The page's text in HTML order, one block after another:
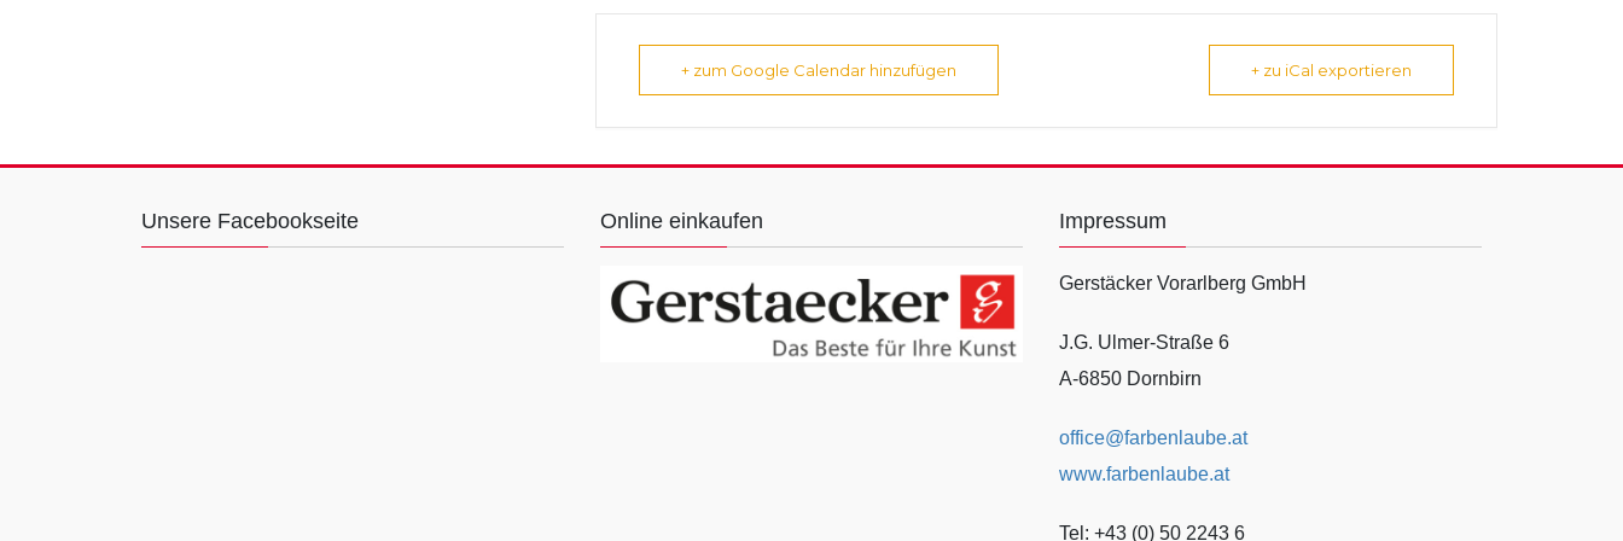
+ zum Google Calendar hinzufügen + zu iCal exportieren
Unsere Facebookseite Online einkaufen Impressum
Gerstäcker Vorarlberg GmbH
J.G. Ulmer-Straße 6
A-6850 Dornbirn
office@farbenlaube.at
www.farbenlaube.at
Tel: +43 (0) 50 2243 6